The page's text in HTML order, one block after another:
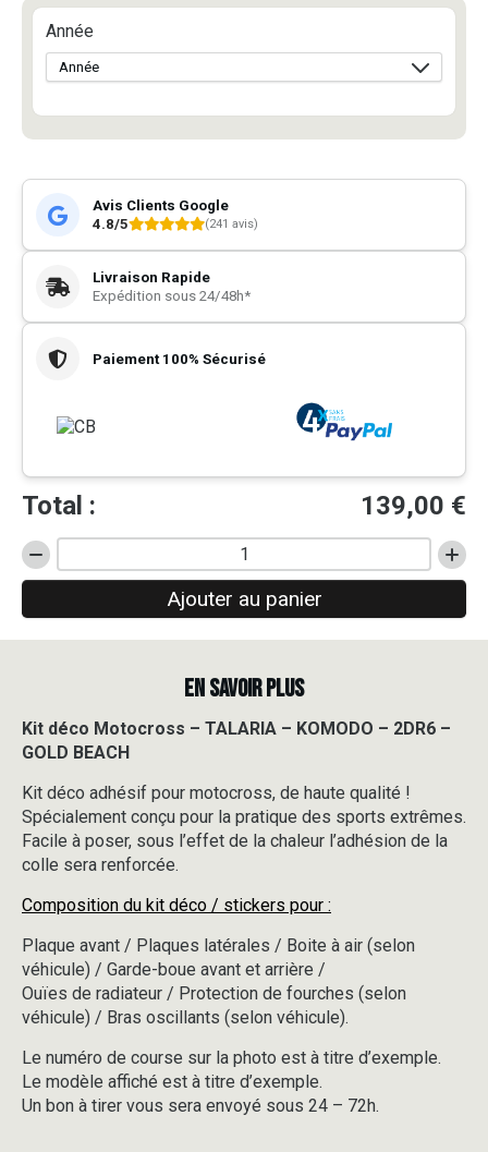
Année
Avis Clients Google
4.8/5
(241 avis)
Livraison Rapide
Expédition sous 24/48h*
Paiement 100% Sécurisé
Total : 139,00 €
quantité
de
Motocross
KOMODO
-
-
GOLD
BEACH
Ajouter au panier
EN SAVOIR PLUS
Kit déco Motocross – TALARIA – KOMODO – 2DR6 –
GOLD BEACH
Kit déco adhésif pour motocross, de haute qualité !
Spécialement conçu pour la pratique des sports extrêmes.
Facile à poser, sous l’effet de la chaleur l’adhésion de la
colle sera renforcée.
Composition du kit déco / stickers pour :
Plaque avant / Plaques latérales / Boite à air (selon
véhicule) / Garde-boue avant et arrière /
Ouïes de radiateur / Protection de fourches (selon
véhicule) / Bras oscillants (selon véhicule).
Le numéro de course sur la photo est à titre d’exemple.
Le modèle affiché est à titre d’exemple.
Un bon à tirer vous sera envoyé sous 24 – 72h.